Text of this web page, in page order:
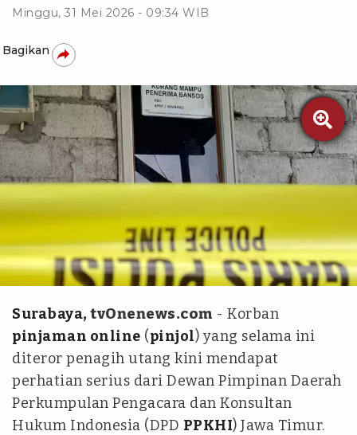
Minggu, 31 Mei 2026 - 09:34 WIB
Bagikan

muhammad imron
Surabaya, tvOnenews.com - Korban
pinjaman online (pinjol) yang selama ini
diteror penagih utang kini mendapat
perhatian serius dari Dewan Pimpinan Daerah
Perkumpulan Pengacara dan Konsultan
Hukum Indonesia (DPD PPKHI) Jawa Timur.